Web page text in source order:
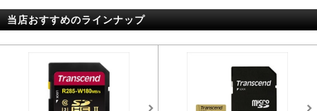
当店おすすめのラインナップ